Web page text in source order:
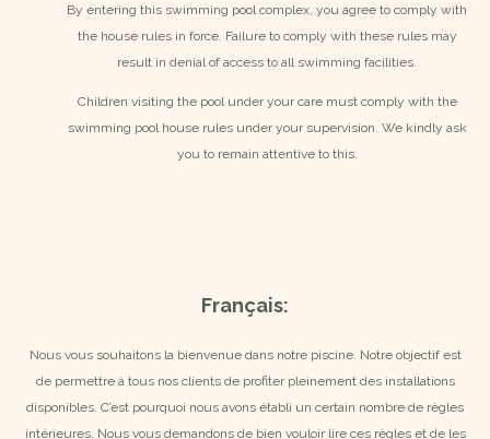
By entering this swimming pool complex, you agree to comply with
the house rules in force. Failure to comply with these rules may
result in denial of access to all swimming facilities.
Children visiting the pool under your care must comply with the
swimming pool house rules under your supervision. We kindly ask
you to remain attentive to this.
Français:
Nous vous souhaitons la bienvenue dans notre piscine. Notre objectif est
de permettre à tous nos clients de profiter pleinement des installations
disponibles. C’est pourquoi nous avons établi un certain nombre de règles
intérieures. Nous vous demandons de bien vouloir lire ces règles et de les